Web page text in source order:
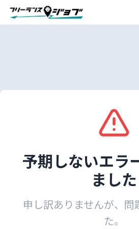
予期しないエラ
ました
申し訳ありませんが、問
た。